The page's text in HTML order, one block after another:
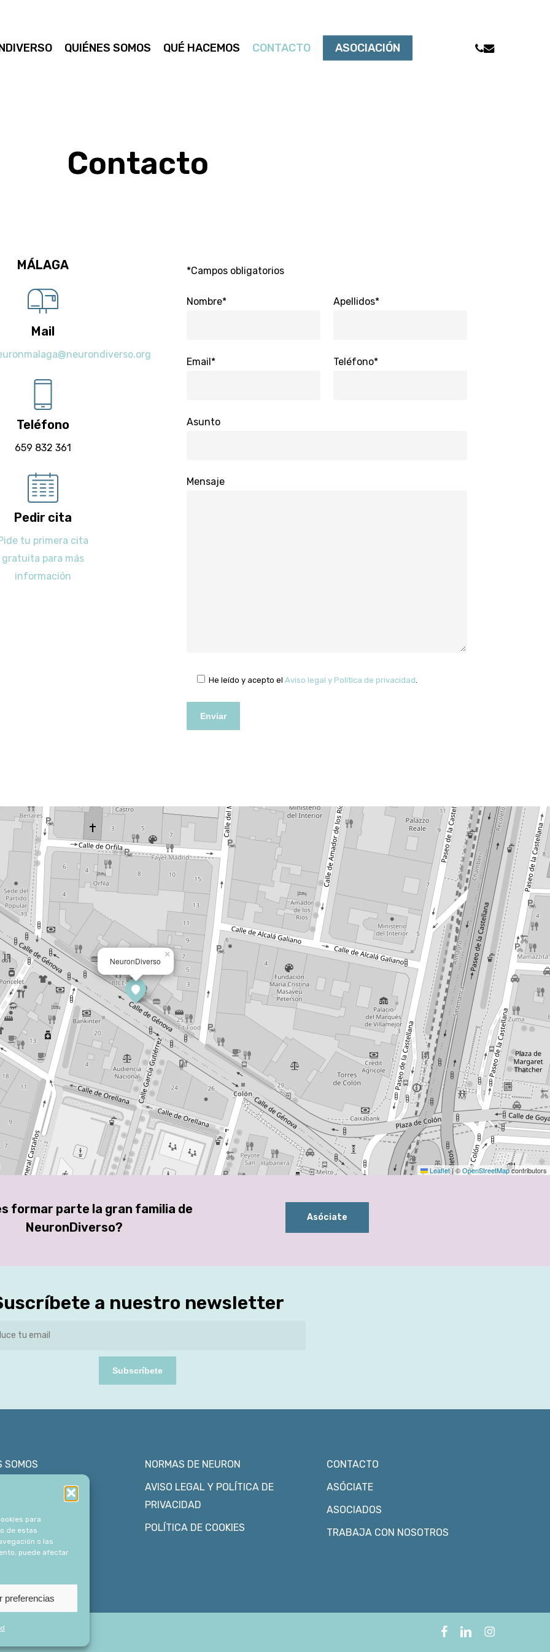
para
de estas
o las
puede afectar
preferencias
QUIÉNES SOMOS QUÉ HACEMOS CONTACTO ASOCIACIÓN PHONE
EMAIL
Contacto
MÁLAGA
Mail
Teléfono
659 832 361
Pedir cita
tu primera cita
gratuita para más
información
*Campos obligatorios
Nombre* Apellidos*
Email* Teléfono*
Asunto
Mensaje
He leído y acepto elAviso legal y Política de privacidad.
NeuronDiverso
×
Leaflet|©OpenStreetMapcontributors
formar parte la gran familia de
NeuronDiverso?
Asóciate
a nuestro newsletter
Subscríbete
SOMOS
NORMAS DE NEURON
AVISO LEGAL Y POLÍTICA DE
PRIVACIDAD
POLÍTICA DE COOKIES
CONTACTO
ASÓCIATE
ASOCIADOS
TRABAJA CON NOSOTROS
facebooklinkedininstagram